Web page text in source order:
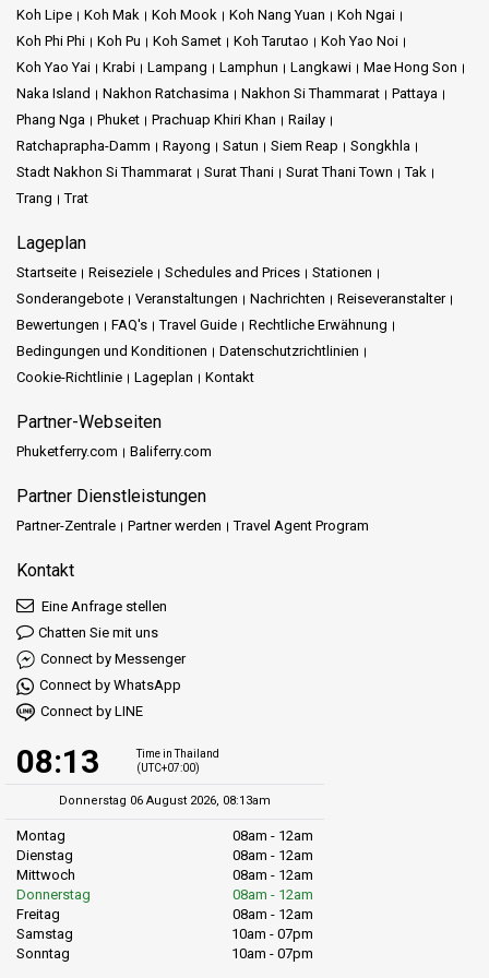
Koh Lipe Koh Mak Koh Mook Koh Nang Yuan
Koh Ngai
Koh Phi Phi
Koh Pu Koh Samet Koh Tarutao
Koh Yao Noi
Koh Yao Yai
Krabi Lampang Lamphun Langkawi
Mae Hong Son
Naka Island
Nakhon Ratchasima Nakhon Si Thammarat
Pattaya
Phang Nga
Phuket Prachuap Khiri Khan
Railay
Ratchaprapha-Damm
Rayong Satun Siem Reap
Songkhla
Stadt Nakhon Si Thammarat
Surat Thani Surat Thani Town
Tak
Trang
Trat
Lageplan
Startseite Reiseziele Schedules and Prices
Stationen
Sonderangebote
Veranstaltungen Nachrichten
Reiseveranstalter
Bewertungen
FAQ's Travel Guide
Rechtliche Erwähnung
Bedingungen und Konditionen
Datenschutzrichtlinien
Cookie-Richtlinie
Lageplan Kontakt
Partner-Webseiten
Phuketferry.com Baliferry.com
Partner Dienstleistungen
Partner-Zentrale Partner werden Travel Agent Program
Kontakt
Eine Anfrage stellen
Chatten Sie mit uns
Connect by Messenger
Connect by WhatsApp
Connect by LINE
08:13
Time in Thailand
(UTC+07:00)
Donnerstag 06 August 2026, 08:13am
Montag
08am - 12am
Dienstag
08am - 12am
Mittwoch
08am - 12am
Donnerstag
08am - 12am
Freitag
08am - 12am
Samstag
10am - 07pm
Sonntag
10am - 07pm